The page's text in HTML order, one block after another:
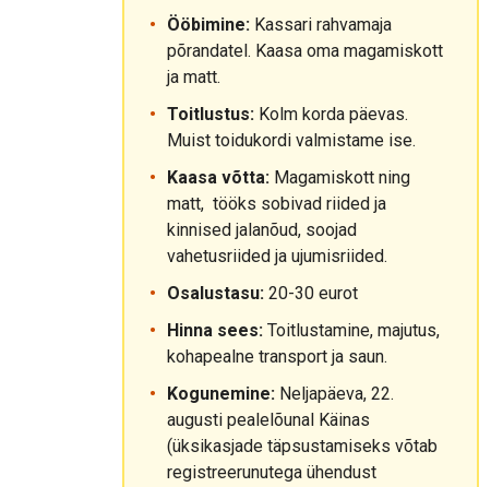
Ööbimine: Kassari rahvamaja
põrandatel. Kaasa oma magamiskott
ja matt.
Toitlustus: Kolm korda päevas.
Muist toidukordi valmistame ise.
Kaasa võtta: Magamiskott ning
matt, tööks sobivad riided ja
kinnised jalanõud, soojad
vahetusriided ja ujumisriided.
Osalustasu: 20-30 eurot
Hinna sees: Toitlustamine, majutus,
kohapealne transport ja saun.
Kogunemine: Neljapäeva, 22.
augusti pealelõunal Käinas
(üksikasjade täpsustamiseks võtab
registreerunutega ühendust